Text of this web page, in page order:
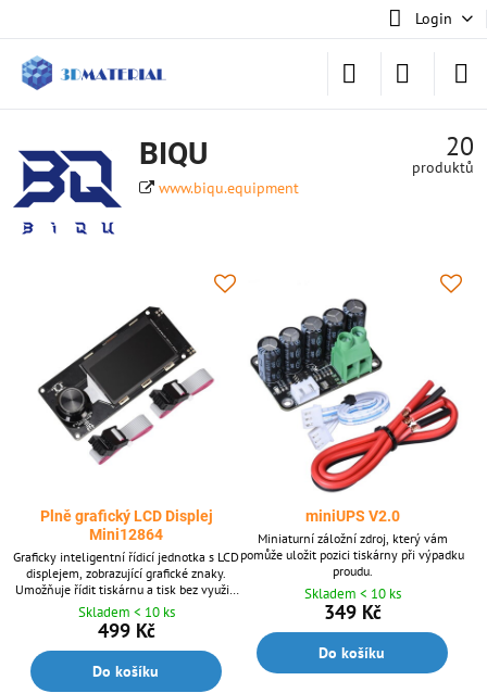
Login
BIQU
www.biqu.equipment
20
produktů
Plně grafický LCD Displej
Mini12864
Graficky inteligentní řídicí jednotka s LCD
displejem, zobrazující grafické znaky.
Umožňuje řídit tiskárnu a tisk bez využití
Skladem < 10 ks
499 Kč
Do košíku
miniUPS V2.0
Miniaturní záložní zdroj, který vám
pomůže uložit pozici tiskárny při výpadku
proudu.
Skladem < 10 ks
349 Kč
Do košíku